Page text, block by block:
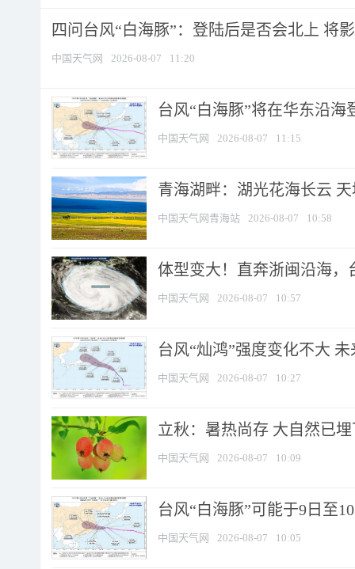
四问台风“白海豚”：登陆后是否会北上 将
中国天气网 2026-08-07 11:20
台风“白海豚”将在华东沿
中国天气网 2026-08-07 11:15
青海湖畔：湖光花海长云
中国天气网青海站 2026-08-07 10:58
体型变大！直奔浙闽沿海，
中国天气网 2026-08-07 10:57
台风“灿鸿”强度变化不大
中国天气网 2026-08-07 10:27
立秋：暑热尚存 大自然已
中国天气网 2026-08-07 10:09
台风“白海豚”可能于9日至
中国天气网 2026-08-07 10:05